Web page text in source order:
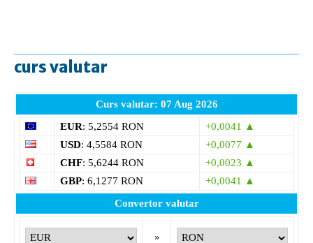
curs valutar
Curs valutar: 07 Aug 2026
EUR: 5,2554 RON
+0,0041 ▲
USD: 4,5584 RON
+0,0077 ▲
CHF: 5,6244 RON
+0,0023 ▲
GBP: 6,1277 RON
+0,0041 ▲
Convertor valutar
»